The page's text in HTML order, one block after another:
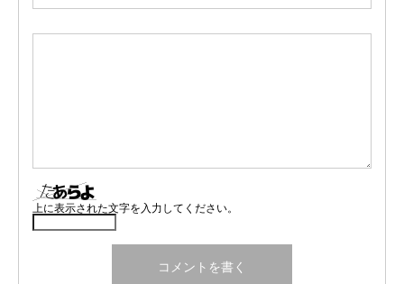
上に表示された文字を入力してください。